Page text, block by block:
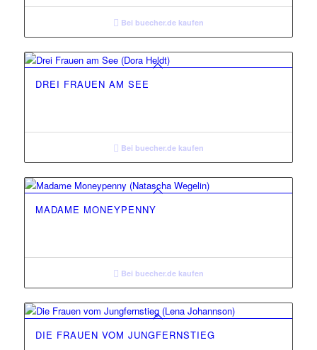
Bei buecher.de kaufen
DREI FRAUEN AM SEE
Bei buecher.de kaufen
MADAME MONEYPENNY
Bei buecher.de kaufen
DIE FRAUEN VOM JUNGFERNSTIEG